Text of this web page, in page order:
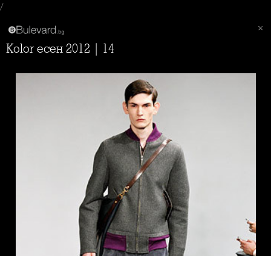
/
Kolor есен 2012 | 14